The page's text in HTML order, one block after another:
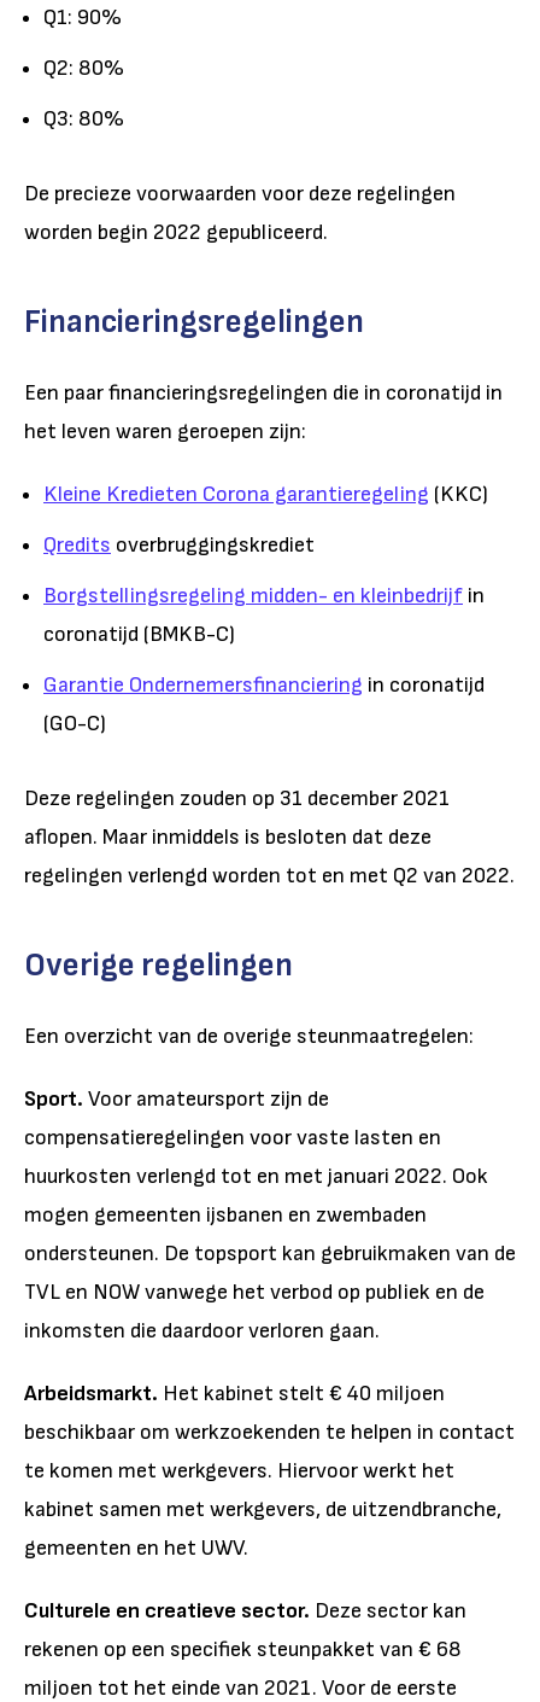
Q1: 90%
Q2: 80%
Q3: 80%
De precieze voorwaarden voor deze regelingen
worden begin 2022 gepubliceerd.
Financieringsregelingen
Een paar financieringsregelingen die in coronatijd in
het leven waren geroepen zijn:
Kleine Kredieten Corona garantieregeling (KKC)
Qredits overbruggingskrediet
Borgstellingsregeling midden- en kleinbedrijf in
coronatijd (BMKB-C)
Garantie Ondernemersfinanciering in coronatijd
(GO-C)
Deze regelingen zouden op 31 december 2021
aflopen. Maar inmiddels is besloten dat deze
regelingen verlengd worden tot en met Q2 van 2022.
Overige regelingen
Een overzicht van de overige steunmaatregelen:
Sport. Voor amateursport zijn de
compensatieregelingen voor vaste lasten en
huurkosten verlengd tot en met januari 2022. Ook
mogen gemeenten ijsbanen en zwembaden
ondersteunen. De topsport kan gebruikmaken van de
TVL en NOW vanwege het verbod op publiek en de
inkomsten die daardoor verloren gaan.
Arbeidsmarkt. Het kabinet stelt € 40 miljoen
beschikbaar om werkzoekenden te helpen in contact
te komen met werkgevers. Hiervoor werkt het
kabinet samen met werkgevers, de uitzendbranche,
gemeenten en het UWV.
Culturele en creatieve sector. Deze sector kan
rekenen op een specifiek steunpakket van € 68
miljoen tot het einde van 2021. Voor de eerste